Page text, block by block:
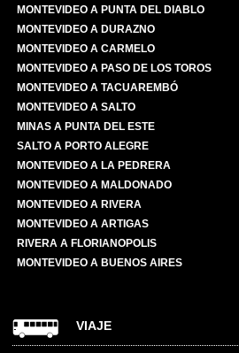
MONTEVIDEO A PUNTA DEL DIABLO
MONTEVIDEO A DURAZNO
MONTEVIDEO A CARMELO
MONTEVIDEO A PASO DE LOS TOROS
MONTEVIDEO A TACUAREMBÓ
MONTEVIDEO A SALTO
MINAS A PUNTA DEL ESTE
SALTO A PORTO ALEGRE
MONTEVIDEO A LA PEDRERA
MONTEVIDEO A MALDONADO
MONTEVIDEO A RIVERA
MONTEVIDEO A ARTIGAS
RIVERA A FLORIANOPOLIS
MONTEVIDEO A BUENOS AIRES
VIAJE